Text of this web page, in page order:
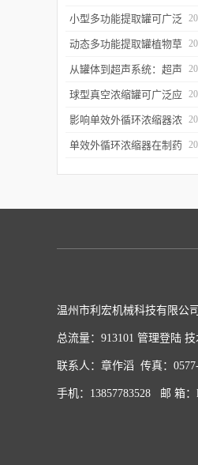
势解析
压蒸发技术的核心亮点解
析
小型多功能提取罐可广泛
应用于哪些行业？
动态多功能提取罐植物草
本精华萃取成套工艺流程
从罐体到超声系统：超声
波提取罐的结构特点解析
球型真空浓缩罐可广泛应
用于哪些行业？应用优势
有哪些？
影响单效外循环浓缩器浓
缩效果、物料纯度的关键
单效外循环浓缩器在制药
温州市利宏机械科技有限公
总流量：913101 管理登陆 技
联系人：章作滔 传真：
手机：13857783528 邮 箱：